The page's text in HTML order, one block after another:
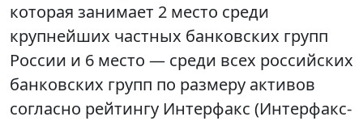
которая занимает 2 место среди
крупнейших частных банковских групп
России и 6 место — среди всех российских
банковских групп по размеру активов
согласно рейтингу Интерфакс (Интерфакс-